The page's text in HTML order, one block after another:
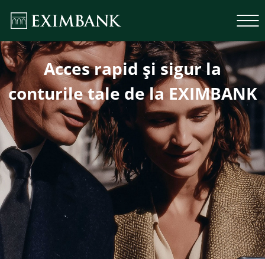
Acces rapid şi sigur la
conturile tale de la EXIMBANK